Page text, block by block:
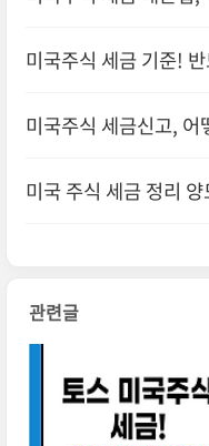
미국주식 세금 기준!
미국주식 세금신고, 어
미국 주식 세금 정리
관련글